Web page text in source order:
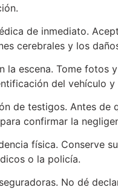
de inmediato.
cerebrales y los
la escena. Tome fotos
del vehículo
de testigos. Antes de
confirmar la
física. Conserve
o la policía.
No dé